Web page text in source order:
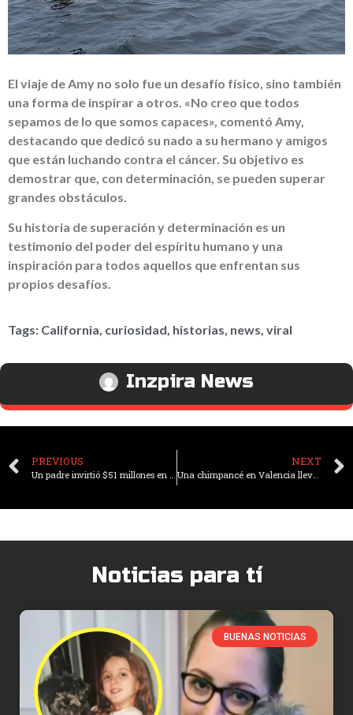
El viaje de Amy no solo fue un desafío físico, sino también
una forma de inspirar a otros. «No creo que todos
sepamos de lo que somos capaces», comentó Amy,
destacando que dedicó su nado a su hermano y amigos
que están luchando contra el cáncer. Su objetivo es
demostrar que, con determinación, se pueden superar
grandes obstáculos.
Su historia de superación y determinación es un
testimonio del poder del espíritu humano y una
inspiración para todos aquellos que enfrentan sus
propios desafíos.
Tags: California, curiosidad, historias, news, viral
Inzpira News
PREVIOUS
Un padre invirtió $51 millones en construir un parque de atracciones inclusivo para su hija
NEXT
Una chimpancé en Valencia lleva cuidando tres meses el cadáver de su bebé
Noticias para tí
BUENAS NOTICIAS